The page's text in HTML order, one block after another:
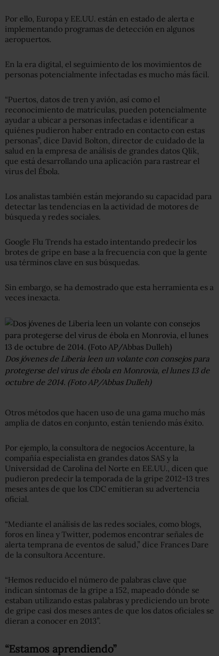
Por ello, Europa y EE.UU. están en estado de alerta e
implementando programas de detección en algunos
aeropuertos.
En la era digital, el seguimiento de los movimientos de
personas potencialmente infectadas es mucho más fácil.
“Puertos, datos de tren y avión, así como el
reconocimiento de matrículas, pueden potencialmente
ayudar a ubicar a personas infectadas e identificar a
quiénes pudieron haber entrado en contacto con estas
personas”, dice David Bolton, director de cuidado de la
salud en la empresa de análisis de grandes datos Qlik,
que está desarrollando una aplicación para rastrear el
virus del Ébola.
Los analistas también están mejorando su capacidad para
detectar las tendencias en la actividad de motores de
búsqueda y redes sociales.
Google Flu Trends ha estado intentando predecir los
brotes de gripe en base a la frecuencia con que la gente
usa términos clave en sus búsquedas.
Sin embargo, se ha demostrado que esta herramienta es a
veces inexacta.
Dos jóvenes de Liberia leen un volante con consejos para
protegerse del virus de ébola en Monrovia, el lunes 13 de
octubre de 2014. (Foto AP/Abbas Dulleh)
Otros métodos que hacen uso de una gama mucho más
amplia de datos en conjunto, están teniendo más éxito.
Por ejemplo, la consultora de negocios Accenture, la
compañía especialista en grandes datos SAS y la
Universidad de Carolina del Norte en EE.UU., dicen que
pudieron predecir la temporada de la gripe 2012-13 tres
meses antes de que los CDC emitieran su advertencia
oficial.
“Mediante el análisis de las redes sociales, como blogs,
foros en línea y Twitter, podemos encontrar señales de
alerta temprana de eventos de salud,” dice Frances Dare
de la consultora Accenture.
“Hemos reducido el número de palabras clave que
indican síntomas de la gripe a 152, mapeado dónde se
estaban utilizando estas palabras y prediciendo un brote
de gripe casi dos meses antes de que los datos oficiales se
dieran a conocer en 2013”.
“Estamos aprendiendo”